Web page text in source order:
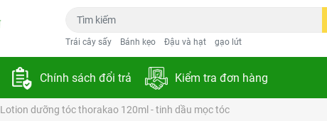
Trái cây sấy Bánh kẹo Đậu và hạt gạo lứt
Chính sách đổi trả Kiểm tra đơn hàng
Lotion dưỡng tóc thorakao 120ml - tinh dầu mọc tóc